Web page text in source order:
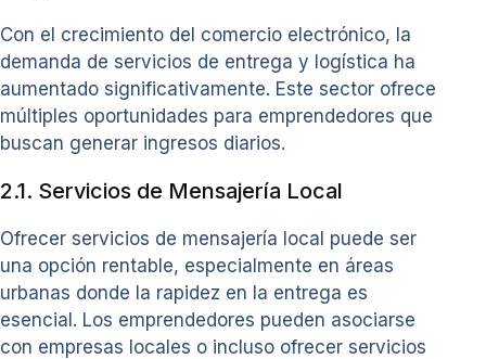
Con el crecimiento del comercio electrónico, la
demanda de servicios de entrega y logística ha
aumentado significativamente. Este sector ofrece
múltiples oportunidades para emprendedores que
buscan generar ingresos diarios.
2.1. Servicios de Mensajería Local
Ofrecer servicios de mensajería local puede ser
una opción rentable, especialmente en áreas
urbanas donde la rapidez en la entrega es
esencial. Los emprendedores pueden asociarse
con empresas locales o incluso ofrecer servicios